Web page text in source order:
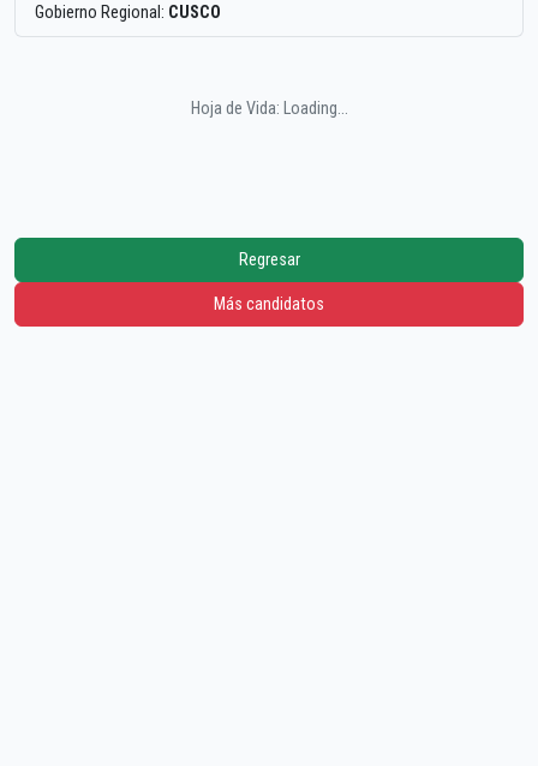
Gobierno Regional: CUSCO
Hoja de Vida: Loading...
Regresar
Más candidatos